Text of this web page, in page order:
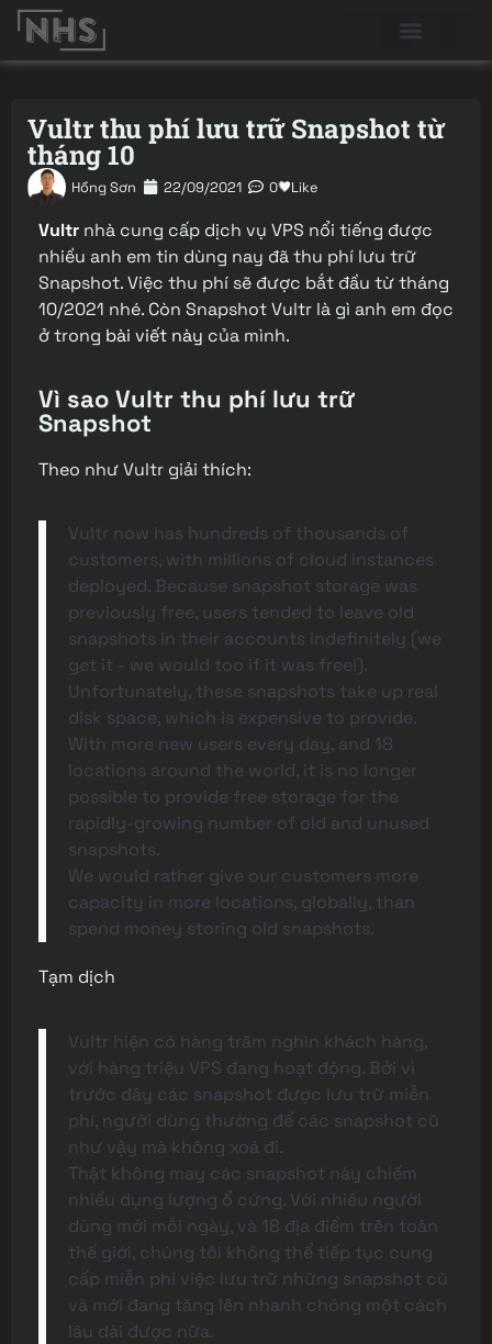
Vultr thu phí lưu trữ Snapshot từ
tháng 10
Hồng Sơn 22/09/2021 0 Like
Vultr nhà cung cấp dịch vụ VPS nổi tiếng được
nhiều anh em tin dùng nay đã thu phí lưu trữ
Snapshot. Việc thu phí sẽ được bắt đầu từ tháng
10/2021 nhé. Còn Snapshot Vultr là gì anh em đọc
ở trong bài viết này của mình.
Vì sao Vultr thu phí lưu trữ
Snapshot
Theo như Vultr giải thích:
Vultr now has hundreds of thousands of
customers, with millions of cloud instances
deployed. Because snapshot storage was
previously free, users tended to leave old
snapshots in their accounts indefinitely (we
get it - we would too if it was free!).
Unfortunately, these snapshots take up real
disk space, which is expensive to provide.
With more new users every day, and 18
locations around the world, it is no longer
possible to provide free storage for the
rapidly-growing number of old and unused
snapshots.
We would rather give our customers more
capacity in more locations, globally, than
spend money storing old snapshots.
Tạm dịch
Vultr hiện có hàng trăm nghìn khách hàng,
với hàng triệu VPS đang hoạt động. Bởi vì
trước đây các snapshot được lưu trữ miễn
phí, người dùng thường để các snapshot cũ
như vậy mà không xoá đi.
Thật không may các snapshot này chiếm
nhiều dụng lượng ổ cứng. Với nhiều người
dùng mới mỗi ngày, và 18 địa điểm trên toàn
thế giới, chúng tôi không thể tiếp tục cung
cấp miễn phí việc lưu trữ những snapshot cũ
và mới đang tăng lên nhanh chóng một cách
lâu dài được nữa.